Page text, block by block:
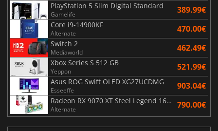
PlayStation 5 Slim Digital Standard
Gamelife 389.99€
Core i9-14900KF
Alternate 470.00€
Switch 2
Mediaworld 462.49€
Xbox Series S 512 GB
Yeppon 521.99€
Asus ROG Swift OLED XG27UCDMG
Esseeffe 903.04€
Radeon RX 9070 XT Steel Legend 16GB
Alternate 790.00€